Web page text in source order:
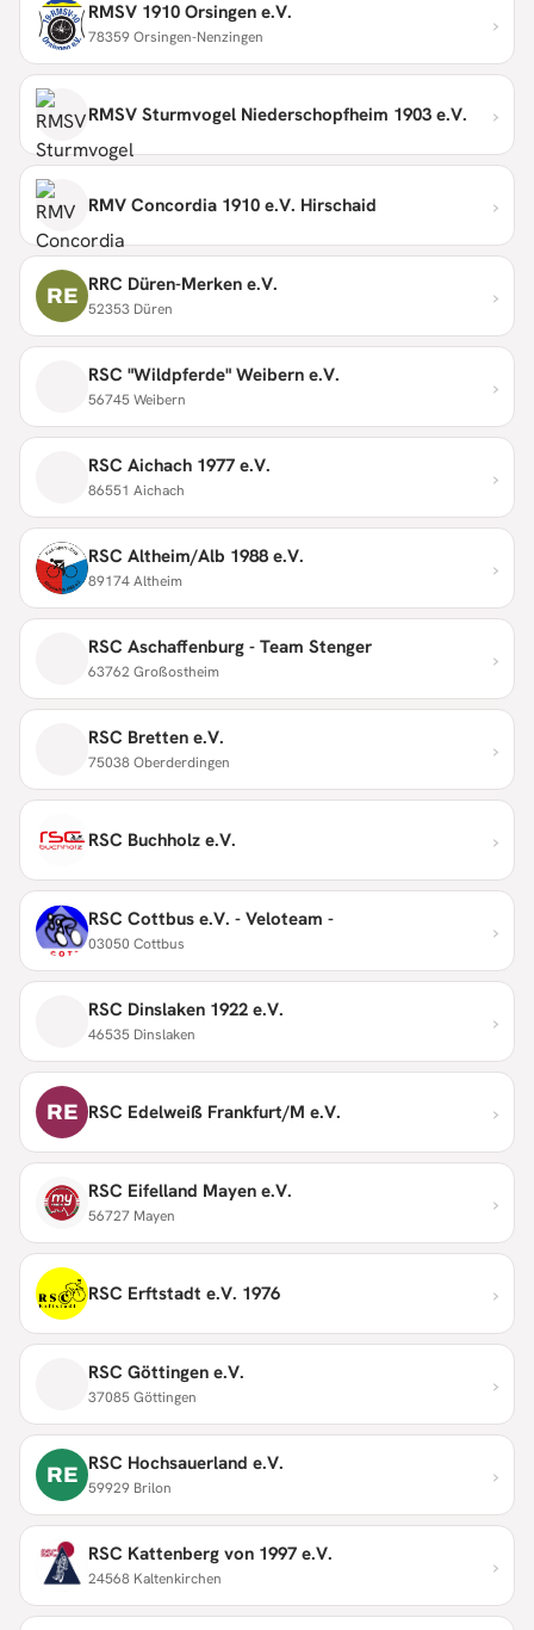
RMSV 1910 Orsingen e.V.
78359 Orsingen-Nenzingen ›
RMSV Sturmvogel Niederschopfheim 1903 e.V. ›
RMV Concordia 1910 e.V. Hirschaid ›
RE RRC Düren-Merken e.V.
52353 Düren ›
RSC "Wildpferde" Weibern e.V.
56745 Weibern ›
RSC Aichach 1977 e.V.
86551 Aichach ›
RSC Altheim/Alb 1988 e.V.
89174 Altheim ›
RSC Aschaffenburg - Team Stenger
63762 Großostheim ›
RSC Bretten e.V.
75038 Oberderdingen ›
RSC Buchholz e.V. ›
RSC Cottbus e.V. - Veloteam -
03050 Cottbus ›
RSC Dinslaken 1922 e.V.
46535 Dinslaken ›
RE RSC Edelweiß Frankfurt/M e.V. ›
RSC Eifelland Mayen e.V.
56727 Mayen ›
RSC Erftstadt e.V. 1976 ›
RSC Göttingen e.V.
37085 Göttingen ›
RE RSC Hochsauerland e.V.
59929 Brilon ›
RSC Kattenberg von 1997 e.V.
24568 Kaltenkirchen ›